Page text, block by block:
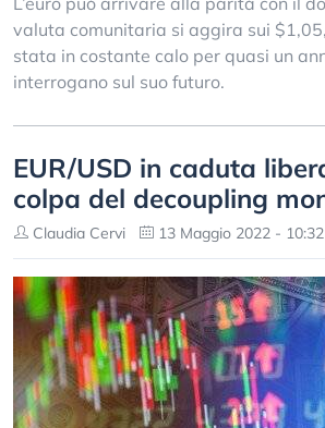
valuta comunitaria si aggira sui
stata in costante calo per quasi un
interrogano sul suo futuro.
EUR/USD in caduta
colpa del decoupling
Claudia Cervi 13 Maggio 2022 - 10:32